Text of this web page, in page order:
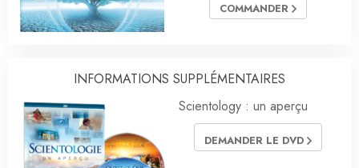
COMMANDER
INFORMATIONS SUPPLÉMENTAIRES
Scientology : un aperçu
DEMANDER LE DVD